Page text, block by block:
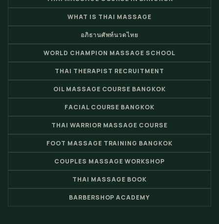
WHAT IS THAI MASSAGE
อภิธานศัพท์นวดไทย
WORLD CHAMPION MASSAGE SCHOOL
THAI THERAPIST RECRUITMENT
OIL MASSAGE COURSE BANGKOK
FACIAL COURSE BANGKOK
THAI WARRIOR MASSAGE COURSE
FOOT MASSAGE TRAINING BANGKOK
COUPLES MASSAGE WORKSHOP
THAI MASSAGE BOOK
BARBERSHOP ACADEMY